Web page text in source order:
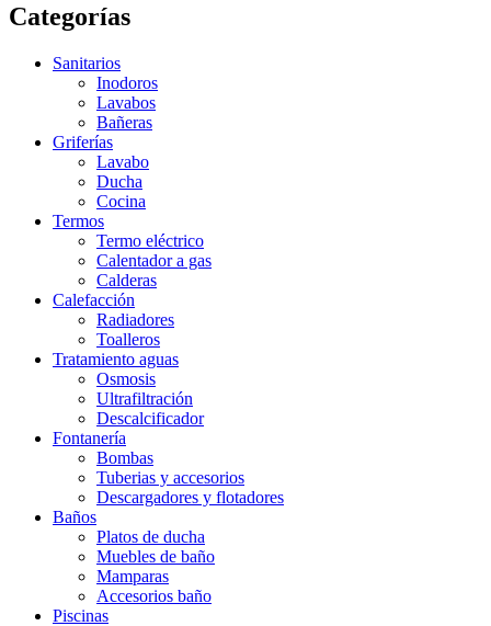
Categorías
Sanitarios
Inodoros
Lavabos
Bañeras
Griferías
Lavabo
Ducha
Cocina
Termos
Termo eléctrico
Calentador a gas
Calderas
Calefacción
Radiadores
Toalleros
Tratamiento aguas
Osmosis
Ultrafiltración
Descalcificador
Fontanería
Bombas
Tuberias y accesorios
Descargadores y flotadores
Baños
Platos de ducha
Muebles de baño
Mamparas
Accesorios baño
Piscinas